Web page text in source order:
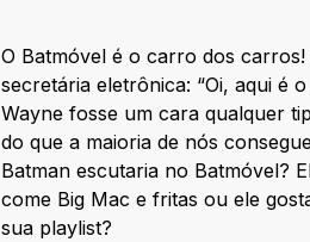
O Batmóvel é o carro dos
secretária eletrônica: “Oi, aqui é
Wayne fosse um cara qualquer
do que a maioria de nós
Batman escutaria no Batmóvel?
come Big Mac e fritas ou ele
sua playlist?